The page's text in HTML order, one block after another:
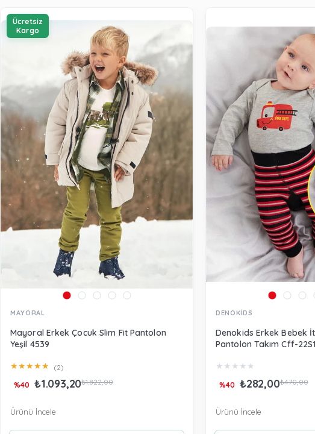
MAYORAL
Mayoral Erkek Çocuk Slim Fit Pantolon
Yeşil 4539
★★★★★ (2)
₺1.093,20₺1.822,00
%40
Ürünü İncele
Ücretsiz
Kargo
DENOKİDS
Denokids Erkek Bebek
Pantolon Takım Cff-
★ ★ ★ ★ ★
₺282,00₺470,00
%40
Ürünü İncele